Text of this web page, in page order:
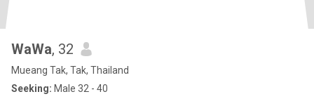
WaWa, 32
Mueang Tak, Tak, Thailand
Seeking: Male 32 - 40